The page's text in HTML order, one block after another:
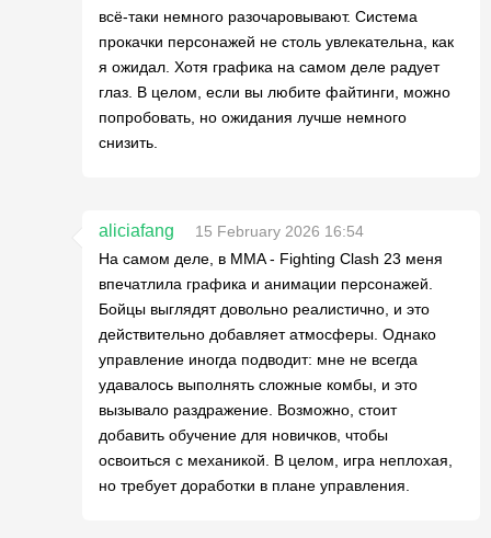
всё-таки немного разочаровывают. Система
прокачки персонажей не столь увлекательна, как
я ожидал. Хотя графика на самом деле радует
глаз. В целом, если вы любите файтинги, можно
попробовать, но ожидания лучше немного
снизить.
aliciafang
15 February 2026 16:54
На самом деле, в MMA - Fighting Clash 23 меня
впечатлила графика и анимации персонажей.
Бойцы выглядят довольно реалистично, и это
действительно добавляет атмосферы. Однако
управление иногда подводит: мне не всегда
удавалось выполнять сложные комбы, и это
вызывало раздражение. Возможно, стоит
добавить обучение для новичков, чтобы
освоиться с механикой. В целом, игра неплохая,
но требует доработки в плане управления.